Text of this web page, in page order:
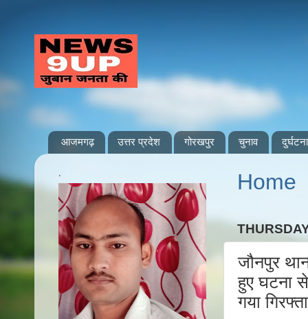
आजमगढ़ उत्तर प्रदेश गोरखपुर चुनाव दुर्घटना
Home
जौनपुर
हुए घटना
गया
.